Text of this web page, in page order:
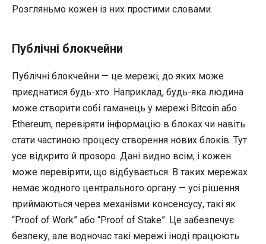
Розгляньмо кожен із них простими словами.
Публічні блокчейни
Публічні блокчейни — це мережі, до яких може
приєднатися будь-хто. Наприклад, будь-яка людина
може створити собі гаманець у мережі Bitcoin або
Ethereum, перевіряти інформацію в блоках чи навіть
стати частиною процесу створення нових блоків. Тут
усе відкрито й прозоро. Дані видно всім, і кожен
може перевірити, що відбувається. В таких мережах
немає жодного центрального органу — усі рішення
приймаються через механізми консенсусу, такі як
“Proof of Work” або “Proof of Stake”. Це забезпечує
безпеку, але водночас такі мережі іноді працюють